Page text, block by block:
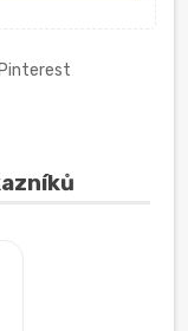
Pinterest